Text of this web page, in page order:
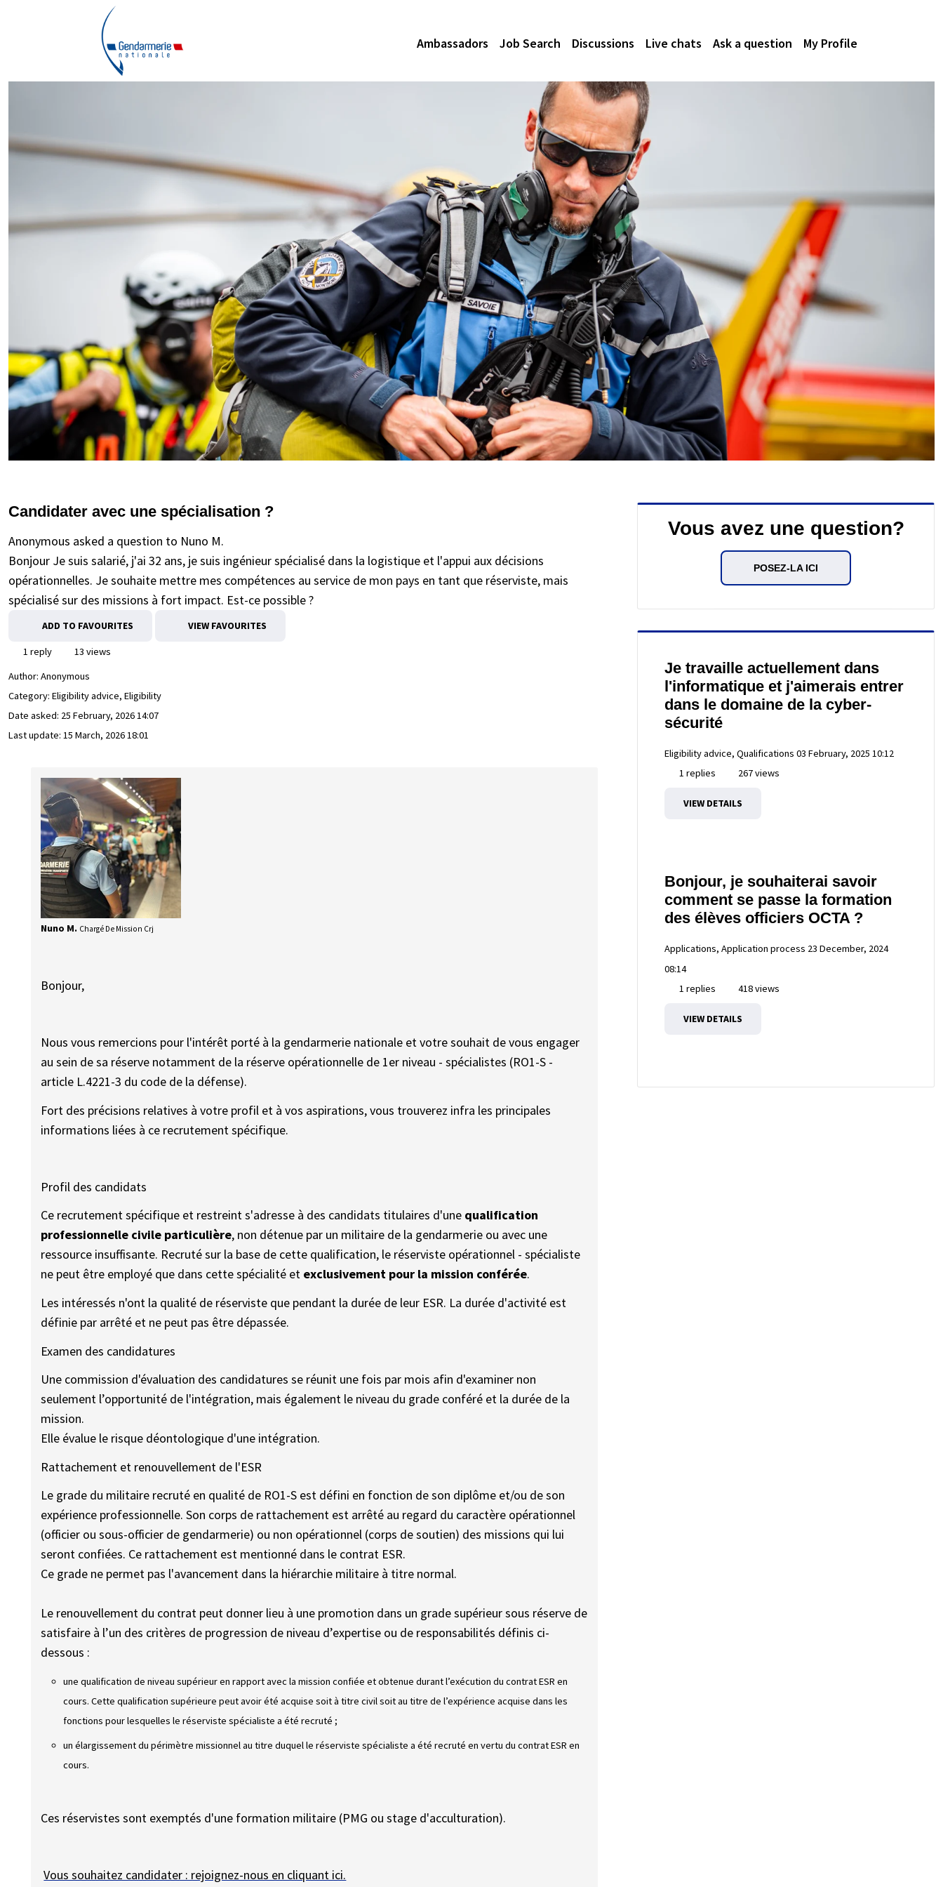
Ambassadors Job Search Discussions Live chats Ask a question My Profile
Candidater avec une spécialisation ?
Anonymous asked a question to Nuno M.
Bonjour Je suis salarié, j'ai 32 ans, je suis ingénieur spécialisé dans la logistique et l'appui aux décisions
opérationnelles. Je souhaite mettre mes compétences au service de mon pays en tant que réserviste, mais
spécialisé sur des missions à fort impact. Est-ce possible ?
ADD TO FAVOURITES VIEW FAVOURITES
1 reply
13 views
Author: Anonymous
Category: Eligibility advice, Eligibility
Date asked: 25 February, 2026 14:07
Last update: 15 March, 2026 18:01
Nuno M. Chargé De Mission Crj
Bonjour,
Nous vous remercions pour l'intérêt porté à la gendarmerie nationale et votre souhait de vous engager
au sein de sa réserve notamment de la réserve opérationnelle de 1er niveau - spécialistes (RO1-S -
article L.4221-3 du code de la défense).
Fort des précisions relatives à votre profil et à vos aspirations, vous trouverez infra les principales
informations liées à ce recrutement spécifique.
Profil des candidats
Ce recrutement spécifique et restreint s'adresse à des candidats titulaires d'une qualification
professionnelle civile particulière, non détenue par un militaire de la gendarmerie ou avec une
ressource insuffisante. Recruté sur la base de cette qualification, le réserviste opérationnel - spécialiste
ne peut être employé que dans cette spécialité et exclusivement pour la mission conférée.
Les intéressés n'ont la qualité de réserviste que pendant la durée de leur ESR. La durée d'activité est
définie par arrêté et ne peut pas être dépassée.
Examen des candidatures
Une commission d'évaluation des candidatures se réunit une fois par mois afin d'examiner non
seulement l’opportunité de l'intégration, mais également le niveau du grade conféré et la durée de la
mission.
Elle évalue le risque déontologique d'une intégration.
Rattachement et renouvellement de l'ESR
Le grade du militaire recruté en qualité de RO1-S est défini en fonction de son diplôme et/ou de son
expérience professionnelle. Son corps de rattachement est arrêté au regard du caractère opérationnel
(officier ou sous-officier de gendarmerie) ou non opérationnel (corps de soutien) des missions qui lui
seront confiées. Ce rattachement est mentionné dans le contrat ESR.
Ce grade ne permet pas l'avancement dans la hiérarchie militaire à titre normal.
Le renouvellement du contrat peut donner lieu à une promotion dans un grade supérieur sous réserve de
satisfaire à l’un des critères de progression de niveau d’expertise ou de responsabilités définis ci-
dessous :
une qualification de niveau supérieur en rapport avec la mission confiée et obtenue durant l’exécution du contrat ESR en
cours. Cette qualification supérieure peut avoir été acquise soit à titre civil soit au titre de l’expérience acquise dans les
fonctions pour lesquelles le réserviste spécialiste a été recruté ;
un élargissement du périmètre missionnel au titre duquel le réserviste spécialiste a été recruté en vertu du contrat ESR en
cours.
Ces réservistes sont exemptés d'une formation militaire (PMG ou stage d'acculturation).
Vous souhaitez candidater : rejoignez-nous en cliquant ici.
Vous avez une question?
POSEZ-LA ICI
Je travaille actuellement dans
l'informatique et j'aimerais entrer
dans le domaine de la cyber-
sécurité
Eligibility advice, Qualifications 03 February, 2025 10:12
1 replies
267 views
VIEW DETAILS
Bonjour, je souhaiterai savoir
comment se passe la formation
des élèves officiers OCTA ?
Applications, Application process 23 December, 2024
08:14
1 replies
418 views
VIEW DETAILS